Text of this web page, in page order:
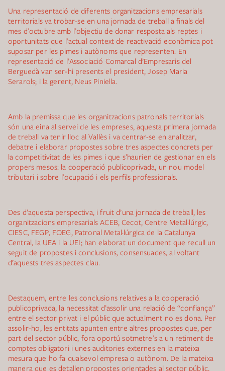
Una representació de diferents organitzacions empresarials
territorials va trobar-se en una jornada de treball a finals del
mes d’octubre amb l’objectiu de donar resposta als reptes i
oportunitats que l’actual context de reactivació econòmica pot
suposar per les pimes i autònoms que representen. En
representació de l’Associació Comarcal d’Empresaris del
Berguedà van ser-hi presents el president, Josep Maria
Serarols; i la gerent, Neus Piniella.
Amb la premissa que les organitzacions patronals territorials
són una eina al servei de les empreses, aquesta primera jornada
de treball va tenir lloc al Vallès i va centrar-se en analitzar,
debatre i elaborar propostes sobre tres aspectes concrets per
la competitivitat de les pimes i que s’haurien de gestionar en els
propers mesos: la cooperació publicoprivada, un nou model
tributari i sobre l’ocupació i els perfils professionals.
Des d’aquesta perspectiva, i fruit d’una jornada de treball, les
organitzacions empresarials ACEB, Cecot, Centre Metal·lúrgic,
CIESC, FEGP, FOEG, Patronal Metal·lúrgica de la Catalunya
Central, la UEA i la UEI; han elaborat un document que recull un
seguit de propostes i conclusions, consensuades, al voltant
d’aquests tres aspectes clau.
Destaquem, entre les conclusions relatives a la cooperació
publicoprivada, la necessitat d’assolir una relació de “confiança”
entre el sector privat i el públic que actualment no es dona. Per
assolir-ho, les entitats apunten entre altres propostes que, per
part del sector públic, fora oportú sotmetre’s a un retiment de
comptes obligatori i unes auditories externes en la mateixa
mesura que ho fa qualsevol empresa o autònom. De la mateixa
manera que es detallen propostes orientades al sector públic,